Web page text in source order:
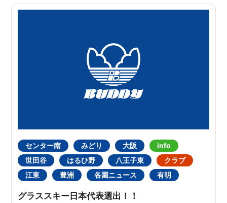
センター南 みどり 大阪
info
世田谷
はるひ野 八王子東
クラブ
江東
豊洲 各園ニュース 有明
グラススキー日本代表選出！！